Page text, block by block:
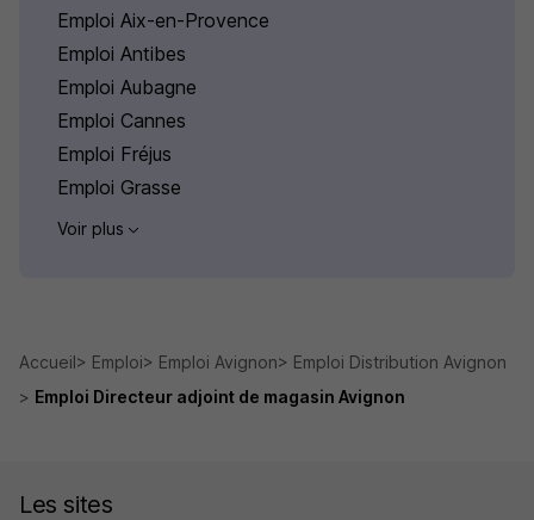
Emploi Aix-en-Provence
Emploi Antibes
Emploi Aubagne
Emploi Cannes
Emploi Fréjus
Emploi Grasse
Voir plus
Accueil Emploi Emploi Avignon
Emploi Distribution Avignon
Emploi Directeur adjoint de magasin Avignon
Les sites